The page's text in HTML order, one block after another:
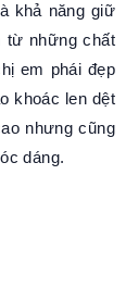
khả năng giữ
từ những chất
em phái đẹp
khoác len dệt
nhưng cũng
dáng.